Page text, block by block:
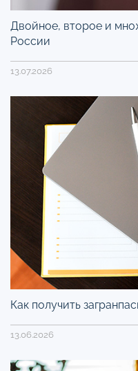
Двойное, второе и
России
13.07.2026
Как получить
13.06.2026